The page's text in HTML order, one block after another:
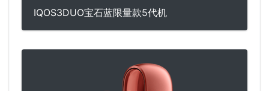
IQOS3DUO宝石蓝限量款5代机